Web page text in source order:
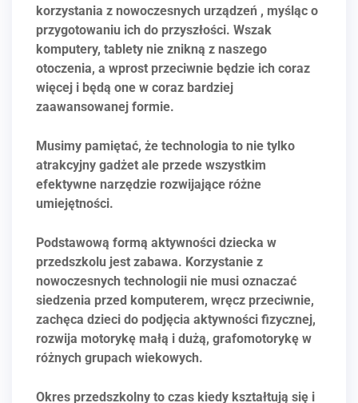
korzystania z nowoczesnych urządzeń , myśląc o
przygotowaniu ich do przyszłości. Wszak
komputery, tablety nie znikną z naszego
otoczenia, a wprost przeciwnie będzie ich coraz
więcej i będą one w coraz bardziej
zaawansowanej formie.
Musimy pamiętać, że technologia to nie tylko
atrakcyjny gadżet ale przede wszystkim
efektywne narzędzie rozwijające różne
umiejętności.
Podstawową formą aktywności dziecka w
przedszkolu jest zabawa. Korzystanie z
nowoczesnych technologii nie musi oznaczać
siedzenia przed komputerem, wręcz przeciwnie,
zachęca dzieci do podjęcia aktywności fizycznej,
rozwija motorykę małą i dużą, grafomotorykę w
różnych grupach wiekowych.
Okres przedszkolny to czas kiedy kształtują się i